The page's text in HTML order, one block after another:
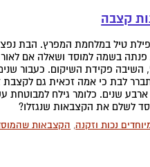
טיל במלחמת המפרץ. הבת
פנתה בשמה למוסד ושאלה אם
פקידת השיקום. כעבור
לבת כי אמה זכאית גם לקצבת
שנים. כלומר גילח
לשלם את הקצבאות שנגזלו?
נכות וזקנה, הקצבאות